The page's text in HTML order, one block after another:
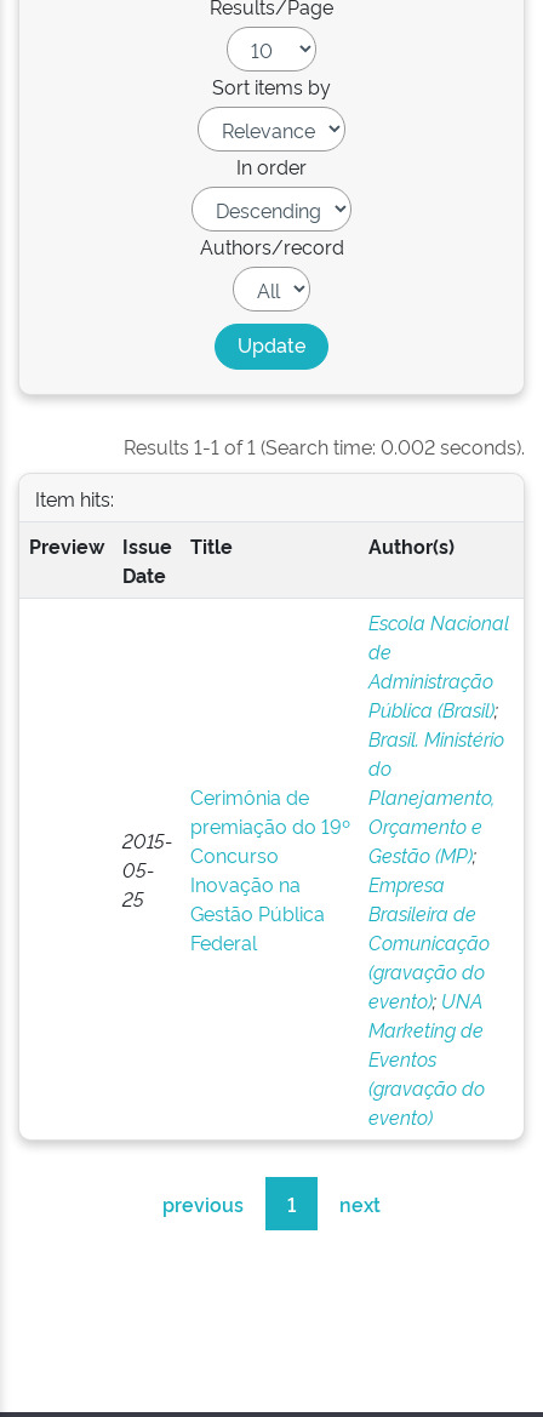
Results/Page
Sort items by
In order
Authors/record
Results 1-1 of 1 (Search time: 0.002 seconds).
Item hits:
Preview
Issue
Date
Title Author(s)
2015-
05-
25
Cerimônia de
premiação do 19º
Concurso
Inovação na
Gestão Pública
Federal
Escola Nacional
de
Administração
Pública (Brasil);
Brasil. Ministério
do
Planejamento,
Orçamento e
Gestão (MP);
Empresa
Brasileira de
Comunicação
(gravação do
evento); UNA
Marketing de
Eventos
(gravação do
evento)
previous 1 next